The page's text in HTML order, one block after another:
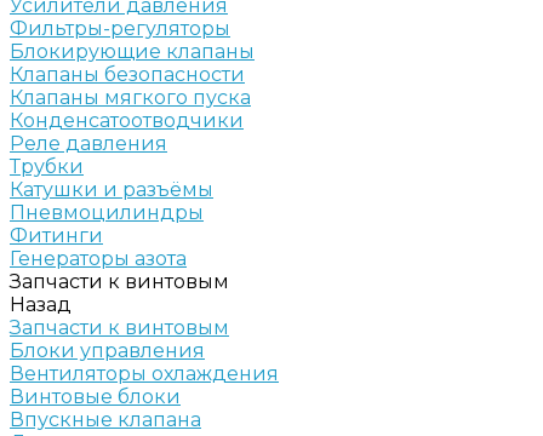
Усилители давления
Фильтры-регуляторы
Блокирующие клапаны
Клапаны безопасности
Клапаны мягкого пуска
Конденсатоотводчики
Реле давления
Трубки
Катушки и разъёмы
Пневмоцилиндры
Фитинги
Генераторы азота
Запчасти к винтовым
Назад
Запчасти к винтовым
Блоки управления
Вентиляторы охлаждения
Винтовые блоки
Впускные клапана